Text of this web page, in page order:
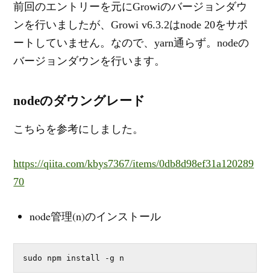
前回のエントリーを元にGrowiのバージョンダウ
ンを行いましたが、Growi v6.3.2はnode 20をサポ
ートしていません。なので、yarn通らず。nodeの
バージョンダウンを行います。
nodeのダウングレード
こちらを参考にしました。
https://qiita.com/kbys7367/items/0db8d98ef31a120289
70
node管理(n)のインストール
sudo npm install -g n